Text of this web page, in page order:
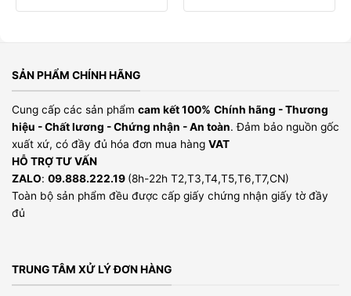
SẢN PHẨM CHÍNH HÃNG
Cung cấp các sản phẩm cam kết 100% Chính hãng - Thương
hiệu - Chất lương - Chứng nhận - An toàn. Đảm bảo nguồn gốc
xuất xứ, có đầy đủ hóa đơn mua hàng VAT
HỖ TRỢ TƯ VẤN
ZALO: 09.888.222.19 (8h-22h T2,T3,T4,T5,T6,T7,CN)
Toàn bộ sản phẩm đều được cấp giấy chứng nhận giấy tờ đầy
đủ
TRUNG TÂM XỬ LÝ ĐƠN HÀNG